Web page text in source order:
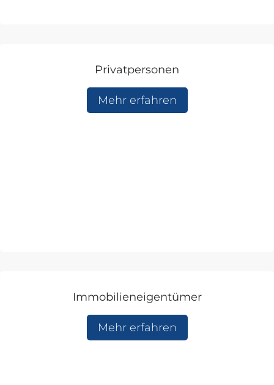
Privatpersonen
Mehr erfahren
Immobilieneigentümer
Mehr erfahren